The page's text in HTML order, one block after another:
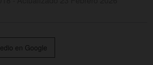
en Google